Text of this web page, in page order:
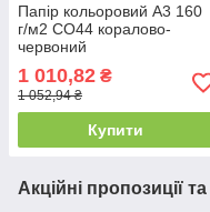
Папір кольоровий А3 160
г/м2 CO44 коралово-
червоний
1 010,82 ₴
1 052,94 ₴
Купити
Акційні пропозиції